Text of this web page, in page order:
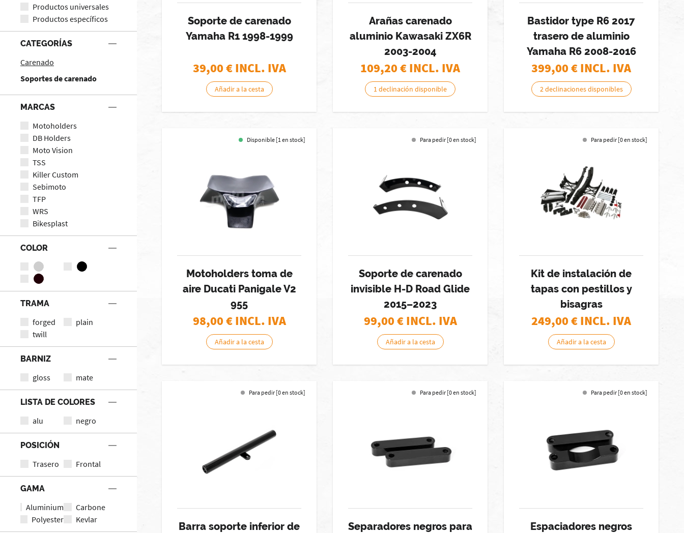
Productos universales
Productos específicos
CATEGORÍAS
Carenado
Soportes de carenado
MARCAS
Motoholders
DB Holders
Moto Vision
TSS
Killer Custom
Sebimoto
TFP
WRS
Bikesplast
COLOR
TRAMA
forged
plain
twill
BARNIZ
gloss mate
LISTA DE COLORES
alu negro
POSICIÓN
Trasero Frontal
GAMA
Aluminium
Carbone
Polyester
Kevlar
Soporte de carenado
Yamaha R1 1998-1999
39,00€ INCL. IVA
Añadir a la cesta
Arañas carenado
aluminio Kawasaki ZX6R
2003-2004
109,20€ INCL. IVA
1 declinación disponible
Bastidor type R6 2017
trasero de aluminio
Yamaha R6 2008-2016
399,00€ INCL. IVA
2 declinaciones disponibles
Disponible [1 en stock]
Motoholders toma de
aire Ducati Panigale V2
955
98,00€ INCL. IVA
Añadir a la cesta
Para pedir [0 en stock]
Soporte de carenado
invisible H-D Road Glide
2015–2023
99,00€ INCL. IVA
Añadir a la cesta
Para pedir [0 en stock]
Kit de instalación de
tapas con pestillos y
bisagras
249,00€ INCL. IVA
Añadir a la cesta
Para pedir [0 en stock]
Barra soporte inferior de
Para pedir [0 en stock]
Separadores negros para
Para pedir [0 en stock]
Espaciadores negros